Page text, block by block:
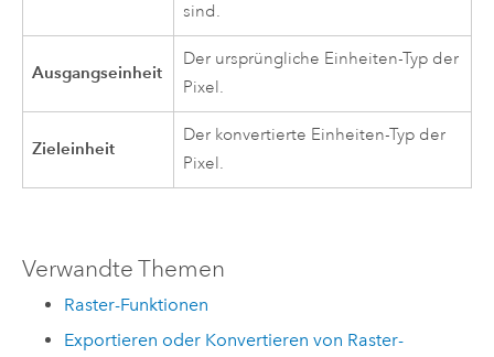
sind.
Ausgangseinheit
Der ursprüngliche Einheiten-Typ der
Pixel.
Zieleinheit
Der konvertierte Einheiten-Typ der
Pixel.
Verwandte Themen
Raster-Funktionen
Exportieren oder Konvertieren von Raster-